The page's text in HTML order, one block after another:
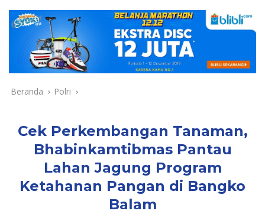
Beranda Polri
Cek Perkembangan Tanaman,
Bhabinkamtibmas Pantau
Lahan Jagung Program
Ketahanan Pangan di Bangko
Balam